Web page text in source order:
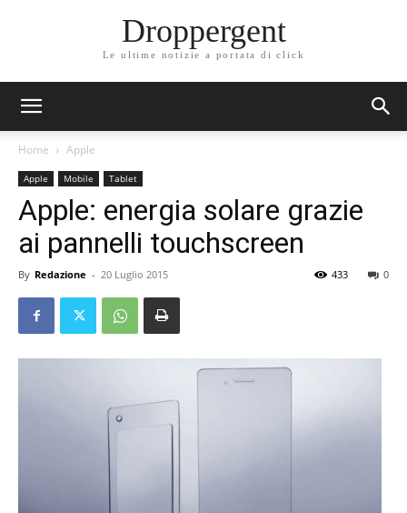
Droppergent
Le ultime notizie a portata di click
Home Apple
Apple Mobile Tablet
Apple: energia solare grazie
ai pannelli touchscreen
By Redazione - 20 Luglio 2015 0
433